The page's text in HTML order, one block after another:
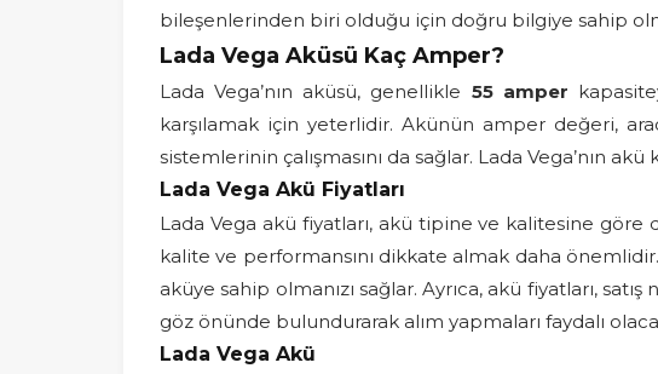
bileşenlerinden biri olduğu için doğru bilgiye sahip
Lada Vega Aküsü Kaç Amper?
Lada Vega’nın aküsü, genellikle 55 amper
karşılamak için yeterlidir. Akünün amper değeri,
sistemlerinin çalışmasını da sağlar. Lada Vega’nın
Lada Vega Akü Fiyatları
Lada Vega akü fiyatları, akü tipine ve kalitesine
kalite ve performansını dikkate almak daha
aküye sahip olmanızı sağlar. Ayrıca, akü fiyatları,
göz önünde bulundurarak alım yapmaları faydalı
Lada Vega Akü